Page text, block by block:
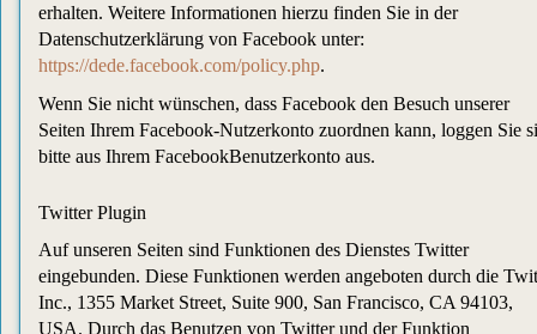
erhalten. Weitere Informationen hierzu finden Sie in der
Datenschutzerklärung von Facebook unter:
https://dede.facebook.com/policy.php.
Wenn Sie nicht wünschen, dass Facebook den Besuch unserer
Seiten Ihrem Facebook-Nutzerkonto zuordnen kann, loggen Sie
bitte aus Ihrem FacebookBenutzerkonto aus.
Twitter Plugin
Auf unseren Seiten sind Funktionen des Dienstes Twitter
eingebunden. Diese Funktionen werden angeboten durch die
Inc., 1355 Market Street, Suite 900, San Francisco, CA 94103,
USA. Durch das Benutzen von Twitter und der Funktion